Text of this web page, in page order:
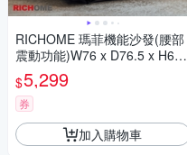
RICHOME 瑪菲機能沙發(腰部
震動功能)W76 x D76.5 x H60C
M
$5,299
券
加入購物車